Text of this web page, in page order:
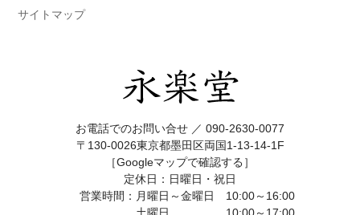
サイトマップ
お電話でのお問い合せ ／ 090-2630-0077
〒130-0026東京都墨田区両国1-13-14-1F
［Googleマップで確認する］
定休日：日曜日・祝日
営業時間：月曜日～金曜日 10:00～16:00
土曜日 10:00～17:00